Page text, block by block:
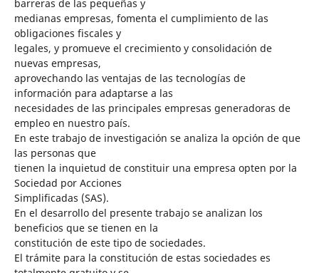
barreras de las pequeñas y
medianas empresas, fomenta el cumplimiento de las
obligaciones fiscales y
legales, y promueve el crecimiento y consolidación de
nuevas empresas,
aprovechando las ventajas de las tecnologías de
información para adaptarse a las
necesidades de las principales empresas generadoras de
empleo en nuestro país.
En este trabajo de investigación se analiza la opción de que
las personas que
tienen la inquietud de constituir una empresa opten por la
Sociedad por Acciones
Simplificadas (SAS).
En el desarrollo del presente trabajo se analizan los
beneficios que se tienen en la
constitución de este tipo de sociedades.
El trámite para la constitución de estas sociedades es